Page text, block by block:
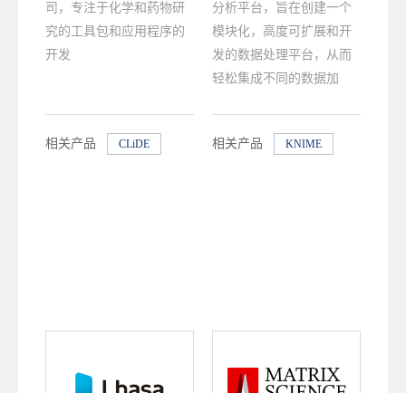
司，专注于化学和药物研
究的工具包和应用程序的
开发
相关产品 CLiDE
分析平台，旨在创建一个
模块化，高度可扩展和开
发的数据处理平台，从而
轻松集成不同的数据加
相关产品
KNIME